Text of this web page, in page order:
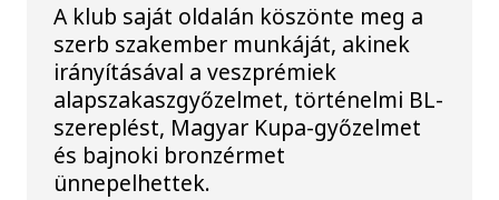
A klub saját oldalán köszönte meg a
szerb szakember munkáját, akinek
irányításával a veszprémiek
alapszakaszgyőzelmet, történelmi BL-
szereplést, Magyar Kupa-győzelmet
és bajnoki bronzérmet
ünnepelhettek.